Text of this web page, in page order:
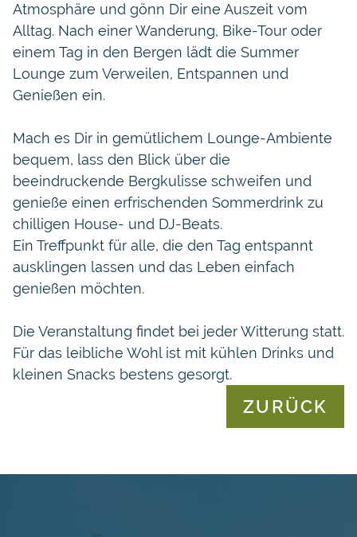
Atmosphäre und gönn Dir eine Auszeit vom
Alltag. Nach einer Wanderung, Bike-Tour oder
einem Tag in den Bergen lädt die Summer
Lounge zum Verweilen, Entspannen und
Genießen ein.
Mach es Dir in gemütlichem Lounge-Ambiente
bequem, lass den Blick über die
beeindruckende Bergkulisse schweifen und
genieße einen erfrischenden Sommerdrink zu
chilligen House- und DJ-Beats.
Ein Treffpunkt für alle, die den Tag entspannt
ausklingen lassen und das Leben einfach
genießen möchten.
Die Veranstaltung findet bei jeder Witterung statt.
Für das leibliche Wohl ist mit kühlen Drinks und
kleinen Snacks bestens gesorgt.
ZURÜCK